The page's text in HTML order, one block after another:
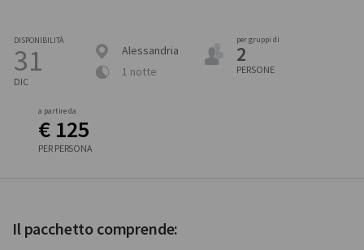
DISPONIBILITÀ
31
DIC
Alessandria
1 notte
per gruppi di
2
PERSONE
a partire da
€ 125
PER PERSONA
Il pacchetto comprende: